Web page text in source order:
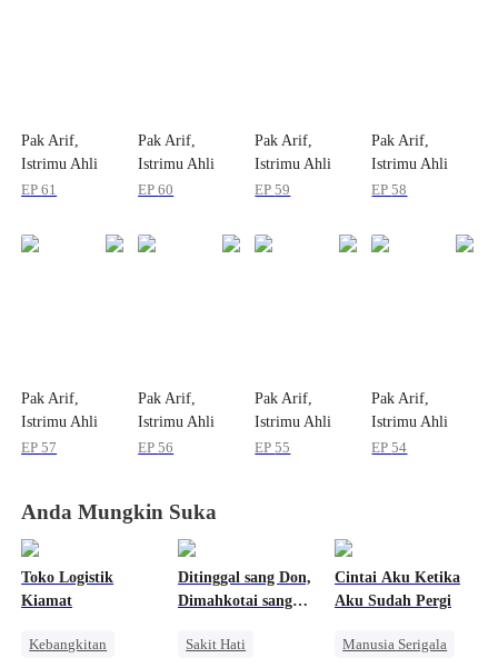
Pak Arif,
Istrimu Ahli
Medis
EP61
Pak Arif,
Istrimu Ahli
Medis
EP60
Pak Arif,
Istrimu Ahli
Medis
EP59
Pak Arif,
Istrimu Ahli
Medis
EP58
Pak Arif,
Istrimu Ahli
Medis
EP57
Pak Arif,
Istrimu Ahli
Medis
EP56
Pak Arif,
Istrimu Ahli
Medis
EP55
Pak Arif,
Istrimu Ahli
Medis
EP54
Anda Mungkin Suka
Toko Logistik
Kiamat
Kebangkitan
Ditinggal sang Don,
Dimahkotai sang
Sakit Hati
Cintai Aku Ketika
Aku Sudah Pergi
Manusia Serigala